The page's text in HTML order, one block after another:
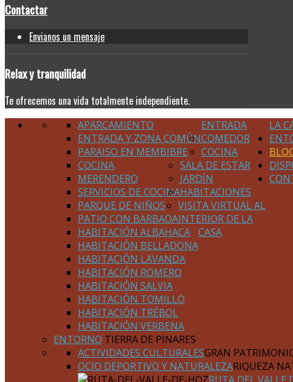
Contactar
Envianos un mensaje
Relaxy tranquilidad
Te ofrecemos una vida totalmente independiente.
LA
ENTRADA
APARCAMIENTO
ENTRADA Y ZONA COMÚN
PARAISO EN MEMBIBRE
COMEDOR
COCINA
COCINA
MERENDERO
SERVICIOS DE COCINA
SALA DE ESTAR
JARDÍN
PARQUE DE NIÑOS
PATIO CON BARBAOA
HABITACIONES
HABITACIÓN ALBAHACA
HABITACIÓN BELLADONA
HABITACIÓN LAVANDA
HABITACIÓN ROMERO
HABITACIÓN SALVIA
HABITACIÓN TOMILLO
HABITACIÓN TRÉBOL
HABITACIÓN VERBENA
VISITA VIRTUAL AL
INTERIOR DE LA
CASA
ENTORNO TIERRA DE PINARES
ACTIVIDADES CULTURALESGRAN
OCIO DEPORTIVO Y NATURALEZARIQUEZA